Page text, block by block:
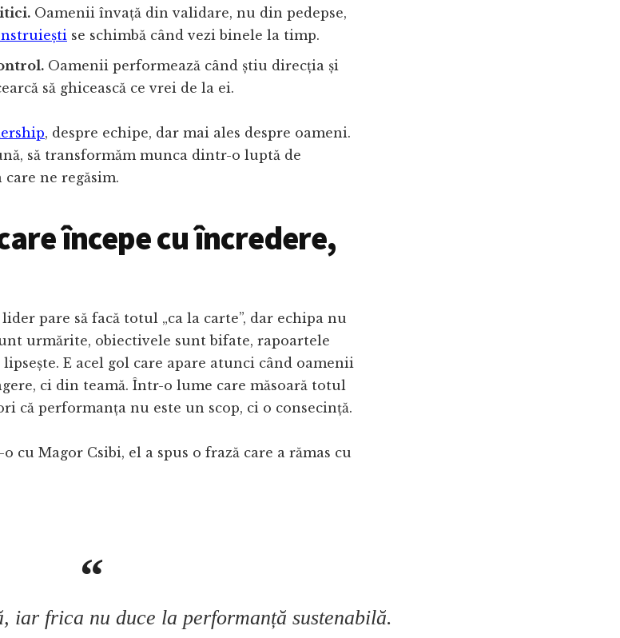
Oamenii învață din validare, nu din pedepse,
se schimbă când vezi binele la timp.
Oamenii performează când știu direcția și
să ghicească ce vrei de la ei.
, despre echipe, dar mai ales despre oameni.
să transformăm munca dintr-o luptă de
ne regăsim.
începe cu încredere,
pare să facă totul „ca la carte”, dar echipa nu
urmărite, obiectivele sunt bifate, rapoartele
E acel gol care apare atunci când oamenii
ci din teamă. Într-o lume care măsoară totul
că performanța nu este un scop, ci o consecință.
cu Magor Csibi, el a spus o frază care a rămas cu
iar frica nu duce la performanță sustenabilă.